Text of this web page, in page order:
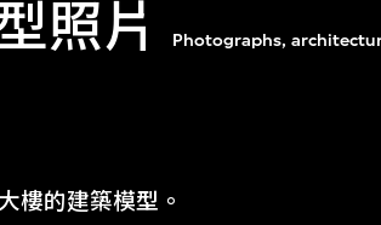
照片
Photographs,
樓的建築模型。